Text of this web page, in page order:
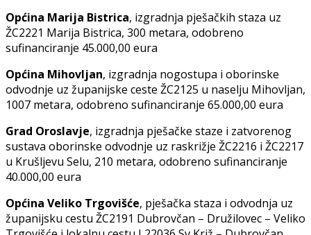
Općina Marija Bistrica, izgradnja pješačkih staza uz
ŽC2221 Marija Bistrica, 300 metara, odobreno
sufinanciranje 45.000,00 eura
Općina Mihovljan, izgradnja nogostupa i oborinske
odvodnje uz županijske ceste ŽC2125 u naselju Mihovljan,
1007 metara, odobreno sufinanciranje 65.000,00 eura
Grad Oroslavje, izgradnja pješačke staze i zatvorenog
sustava oborinske odvodnje uz raskrižje ŽC2216 i ŽC2217
u Krušljevu Selu, 210 metara, odobreno sufinanciranje
40.000,00 eura
Općina Veliko Trgovišće, pješačka staza i odvodnja uz
županijsku cestu ŽC2191 Dubrovčan – Družilovec – Veliko